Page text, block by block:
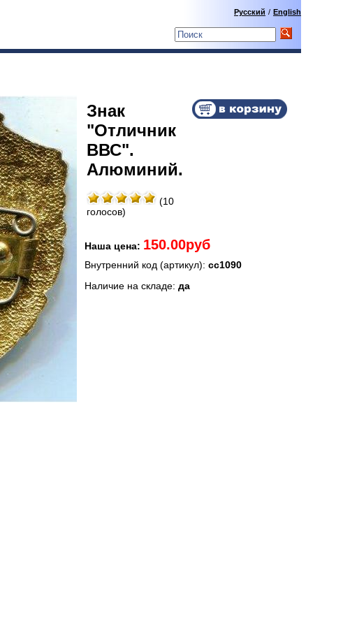
Русский / English
Знак
"Отличник
ВВС".
Алюминий.
(10
голосов)
Наша цена: 150.00руб
Внутренний код (артикул): сс1090
Наличие на складе: да